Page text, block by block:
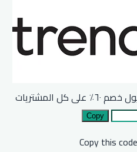
المشتريات
Copy
Copy this